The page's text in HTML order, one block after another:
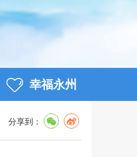
幸福永州
分享到：